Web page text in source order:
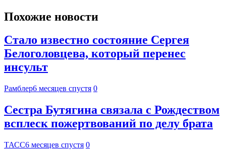
Похожие новости
Стало известно состояние Сергея
Белоголовцева, который перенес
инсульт
Рамблер6 месяцев спустя 0
Сестра Бутягина связала с Рождеством
всплеск пожертвований по делу брата
ТАСС6 месяцев спустя 0